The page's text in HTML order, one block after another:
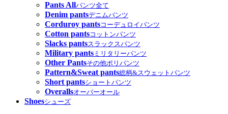
Pants Allパンツ全て
Denim pantsデニムパンツ
Corduroy pantsコーデュロイパンツ
Cotton pantsコットンパンツ
Slacks pantsスラックスパンツ
Military pants ミリタリーパンツ
Other Pantsその他ポリパンツ
Pattern&Sweat pants総柄&スウェットパンツ
Short pantsショートパンツ
Overallsオーバーオール
Shoesシューズ